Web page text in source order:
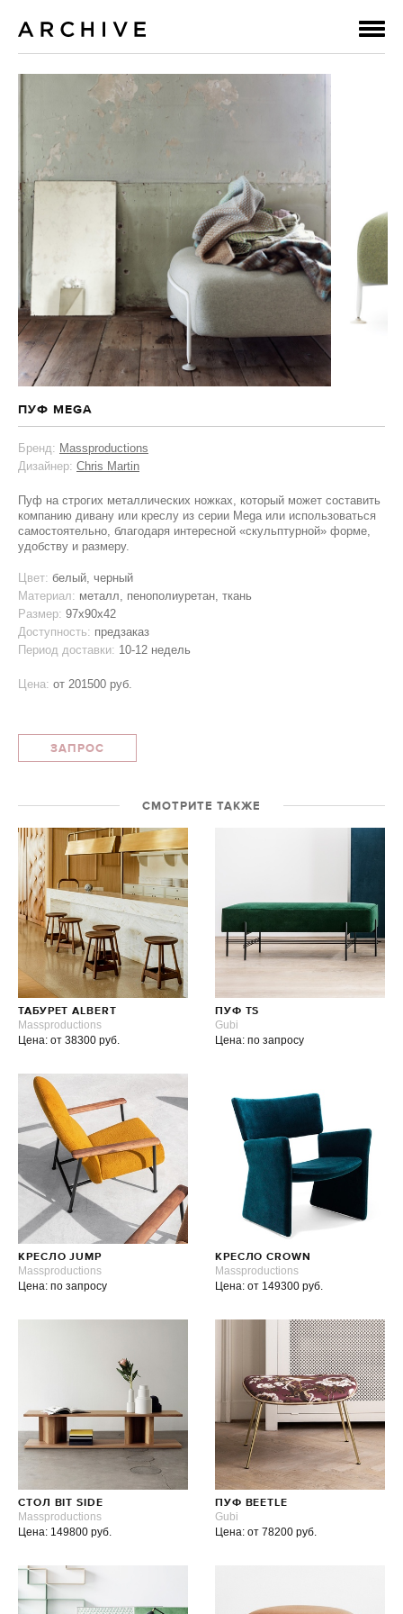
ПУФ MEGA
Бренд: Massproductions
Дизайнер: Chris Martin
Пуф на строгих металлических ножках, который может составить
компанию дивану или креслу из серии Mega или использоваться
самостоятельно, благодаря интересной «скульптурной» форме,
удобству и размеру.
Цвет: белый, черный
Материал: металл, пенополиуретан, ткань
Размер: 97х90х42
Доступность: предзаказ
Период доставки: 10-12 недель
Цена: от 201500 руб.
ЗАПРОС
СМОТРИТЕ ТАКЖЕ
ТАБУРЕТ ALBERT
Massproductions
Цена: от 38300 руб.
ПУФ TS
Gubi
Цена: по запросу
КРЕСЛО JUMP
Massproductions
Цена: по запросу
КРЕСЛО CROWN
Massproductions
Цена: от 149300 руб.
СТОЛ BIT SIDE
Massproductions
Цена: 149800 руб.
ПУФ BEETLE
Gubi
Цена: от 78200 руб.